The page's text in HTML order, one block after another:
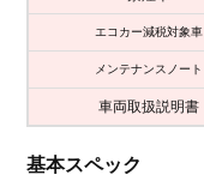
エコカー減税対象車
メンテナンスノート
車両取扱説明書
基本スペック